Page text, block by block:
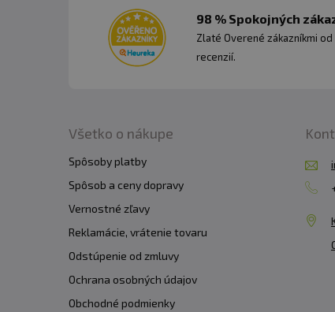
98 % Spokojných
Zlaté Overené zákazníkmi
recenzií.
Všetko o nákupe
Spôsoby platby
Spôsob a ceny dopravy
Vernostné zľavy
Reklamácie, vrátenie tovaru
Odstúpenie od zmluvy
Ochrana osobných údajov
Obchodné podmienky